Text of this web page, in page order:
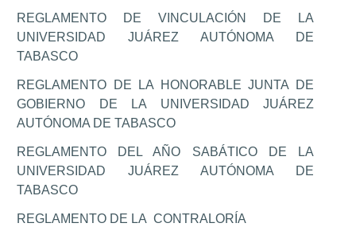
REGLAMENTO DE VINCULACIÓN DE LA
UNIVERSIDAD JUÁREZ AUTÓNOMA DE
TABASCO
REGLAMENTO DE LA HONORABLE JUNTA DE
GOBIERNO DE LA UNIVERSIDAD JUÁREZ
AUTÓNOMA DE TABASCO
REGLAMENTO DEL AÑO SABÁTICO DE LA
UNIVERSIDAD JUÁREZ AUTÓNOMA DE
TABASCO
REGLAMENTO DE LA CONTRALORÍA